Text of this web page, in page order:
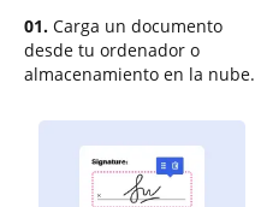
01. Carga un documento
desde tu ordenador o
almacenamiento en la nube.